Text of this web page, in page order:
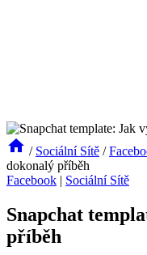
/ Sociální Sítě /
dokonalý příběh
Facebook | Sociální Sítě
Snapchat
příběh